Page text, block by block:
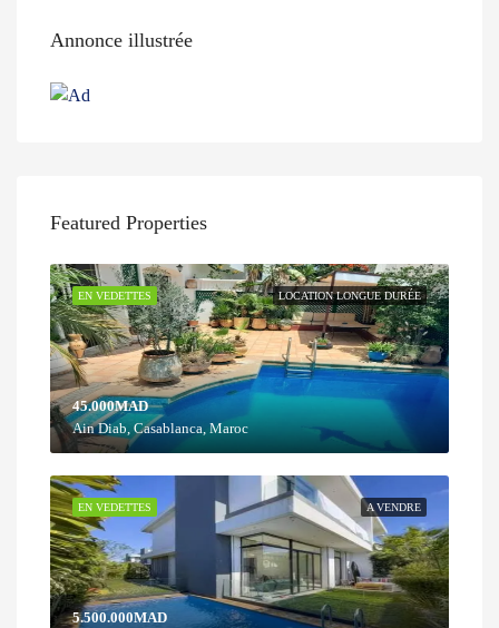
Annonce illustrée
Featured Properties
LOCATION LONGUE DURÉE
EN VEDETTES
45.000MAD
Ain Diab, Casablanca, Maroc
A VENDRE
EN VEDETTES
5.500.000MAD